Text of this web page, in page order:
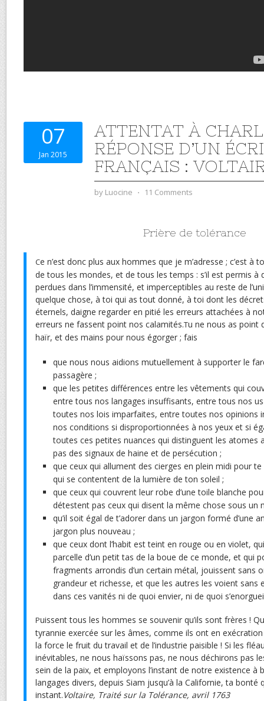
07
Jan 2015
ATTENTAT À
RÉPONSE D’UN
FRANÇAIS :
by Luocine ⋅ 11 Comments
Prière de tolérance
Ce n’est donc plus aux hommes que je m’adresse ; c’est à
de tous les mondes, et de tous les temps : s’il est permis à
perdues dans l’immensité, et imperceptibles au reste de
quelque chose, à toi qui as tout donné, à toi dont les
éternels, daigne regarder en pitié les erreurs attachées à
erreurs ne fassent point nos calamités.Tu ne nous as point
haïr, et des mains pour nous égorger ; fais
que nous nous aidions mutuellement à supporter le
passagère ;
que les petites différences entre les vêtements qui
entre tous nos langages insuffisants, entre tous nos
toutes nos lois imparfaites, entre toutes nos opinions
nos conditions si disproportionnées à nos yeux et si
toutes ces petites nuances qui distinguent les atomes
pas des signaux de haine et de persécution ;
que ceux qui allument des cierges en plein midi pour
qui se contentent de la lumière de ton soleil ;
que ceux qui couvrent leur robe d’une toile blanche
détestent pas ceux qui disent la même chose sous un
qu’il soit égal de t’adorer dans un jargon formé d’une
jargon plus nouveau ;
que ceux dont l’habit est teint en rouge ou en violet,
parcelle d’un petit tas de la boue de ce monde, et qui
fragments arrondis d’un certain métal, jouissent sans
grandeur et richesse, et que les autres les voient sans
dans ces vanités ni de quoi envier, ni de quoi
Puissent tous les hommes se souvenir qu’ils sont frères !
tyrannie exercée sur les âmes, comme ils ont en
la force le fruit du travail et de l’industrie paisible ! Si les
inévitables, ne nous haïssons pas, ne nous déchirons pas
sein de la paix, et employons l’instant de notre existence à
langages divers, depuis Siam jusqu’à la Californie, ta bonté
instant.Voltaire, Traité sur la Tolérance, avril 1763